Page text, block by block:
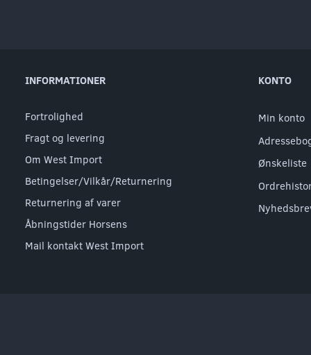
INFORMATIONER
Fortrolighed
Fragt og levering
Om West Import
Betingelser/Vilkår/Returnering
Returnering af varer
Åbningstider Horsens
Mail kontakt West Import
KONTO
Min konto
Ønskeliste